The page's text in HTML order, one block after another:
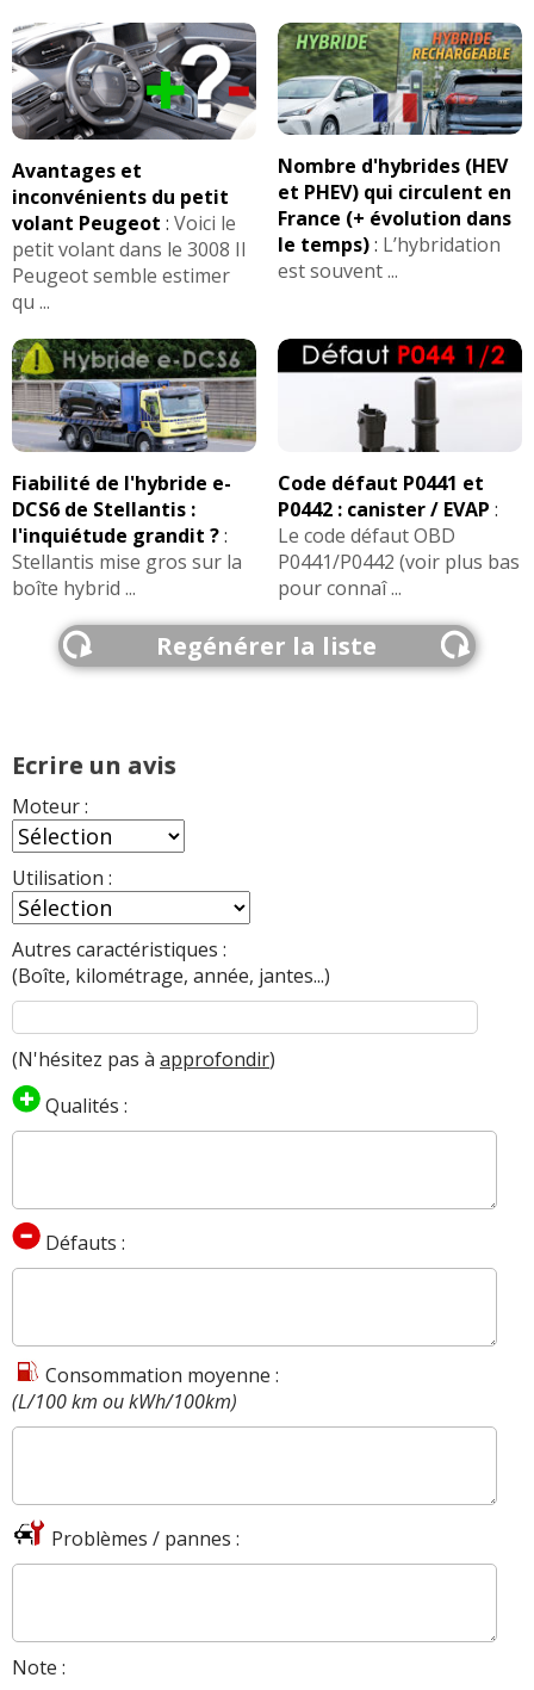
Avantages et
inconvénients du petit
volant Peugeot : Voici le
petit volant dans le 3008 II
Peugeot semble estimer
qu ...
Nombre d'hybrides (HEV
et PHEV) qui circulent en
France (+ évolution dans
le temps): L’hybridation
est souvent ...
Fiabilité de l'hybride e-
DCS6 de Stellantis :
l'inquiétude grandit ?:
Stellantis mise gros sur la
boîte hybrid ...
Code défaut P0441 et
P0442 : canister / EVAP :
Le code défaut OBD
P0441/P0442 (voir plus bas
pour connaî ...
Regénérer la liste
Ecrire un avis
Moteur :
Utilisation :
Autres caractéristiques :
(Boîte, kilométrage, année, jantes...)
(N'hésitez pas à approfondir)
Qualités :
Défauts :
Consommation moyenne :
(L/100 km ou kWh/100km)
Problèmes / pannes :
Note :